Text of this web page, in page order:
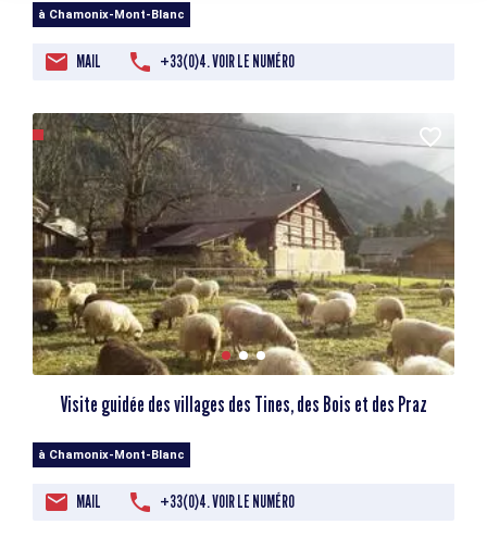
à Chamonix-Mont-Blanc
MAIL +33(0)4. VOIR LE NUMÉRO
Visite guidée des villages des Tines, des Bois et des Praz
à Chamonix-Mont-Blanc
MAIL +33(0)4. VOIR LE NUMÉRO